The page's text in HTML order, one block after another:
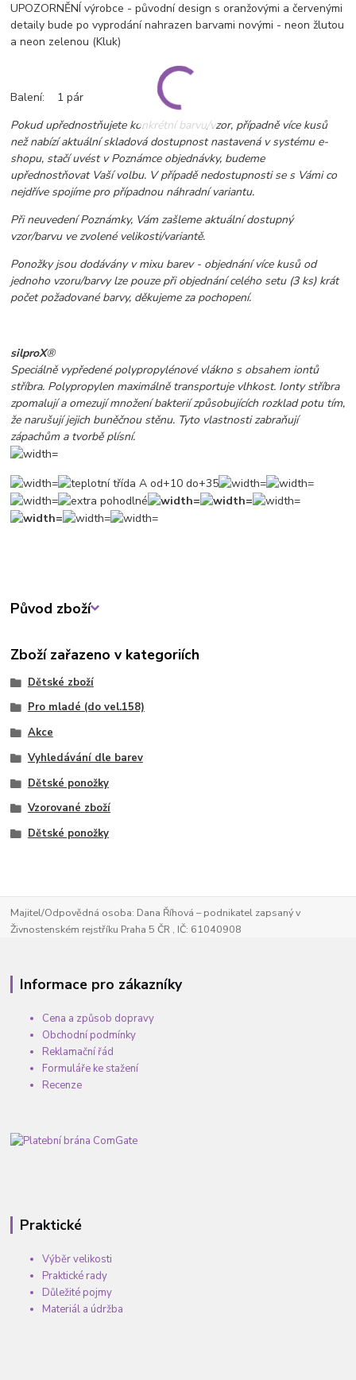
UPOZORNĚNÍ výrobce - původní design s oranžovými a červenými
detaily bude po vyprodání nahrazen barvami novými - neon žlutou
a neon zelenou (Kluk)
Balení: 1 pár
Pokud upřednostňujete konkrétní barvu/vzor, případně více kusů
než nabízí aktuální skladová dostupnost nastavená v systému e-
shopu, stačí uvést v Poznámce objednávky, budeme
upřednostňovat Vaší volbu. V případě nedostupnosti se s Vámi co
nejdříve spojíme pro případnou náhradní variantu.
Při neuvedení Poznámky, Vám zašleme aktuální dostupný
vzor/barvu ve zvolené velikosti/variantě.
Ponožky jsou dodávány v mixu barev - objednání více kusů od
jednoho vzoru/barvy lze pouze při objednání celého setu (3 ks) krát
počet požadované barvy, děkujeme za pochopení.
silproX®
Speciálně vypředené polypropylénové vlákno s obsahem iontů
stříbra. Polypropylen maximálně transportuje vlhkost. Ionty stříbra
zpomalují a omezují množení bakterií způsobujících rozklad potu tím,
že narušují jejich buněčnou stěnu. Tyto vlastnosti zabraňují
zápachům a tvorbě plísní.
Původ zboží
Zboží zařazeno v kategoriích
Dětské zboží
Pro mladé (do vel.158)
Akce
Vyhledávání dle barev
Dětské ponožky
Vzorované zboží
Dětské ponožky
Majitel/Odpovědná osoba: Dana Říhová – podnikatel zapsaný v
Živnostenském rejstříku Praha 5 ČR , IČ: 61040908
Informace pro zákazníky
Cena a způsob dopravy
Obchodní podmínky
Reklamační řád
Formuláře ke stažení
Recenze
Praktické
Výběr velikosti
Praktické rady
Důležité pojmy
Materiál a údržba